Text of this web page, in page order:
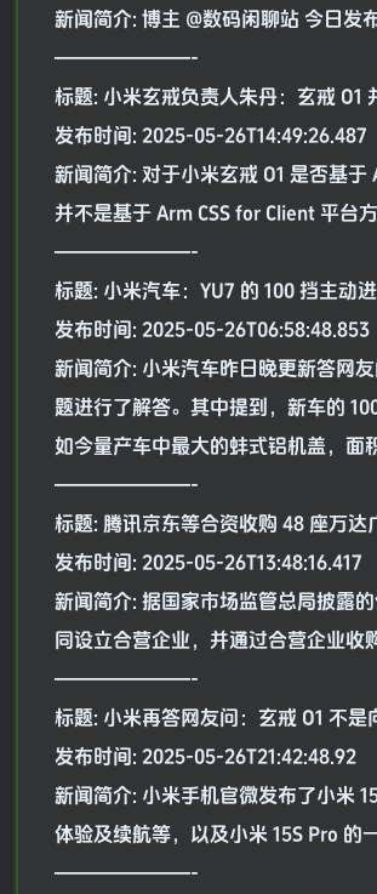
新闻简介: 博主 @数码闲聊站 今日发
———————-
标题: 小米玄戒负责人朱丹：玄戒 O1
发布时间: 2025-05-26T14:49:26.487
新闻简介: 对于小米玄戒 O1 是否基
并不是基于 Arm CSS for Client 平台方
———————-
标题: 小米汽车：YU7 的 100 挡主动
发布时间: 2025-05-26T06:58:48.853
新闻简介: 小米汽车昨日晚更新答网
题进行了解答。其中提到，新车的
如今量产车中最大的蚌式铝机盖，面
———————-
标题: 腾讯京东等合资收购 48 座万达
发布时间: 2025-05-26T13:48:16.417
新闻简介: 据国家市场监管总局披露
同设立合营企业，并通过合营企业收
———————-
标题: 小米再答网友问：玄戒 O1 不
发布时间: 2025-05-26T21:42:48.92
新闻简介: 小米手机官微发布了小米
体验及续航等，以及小米 15S Pro 的
———————-